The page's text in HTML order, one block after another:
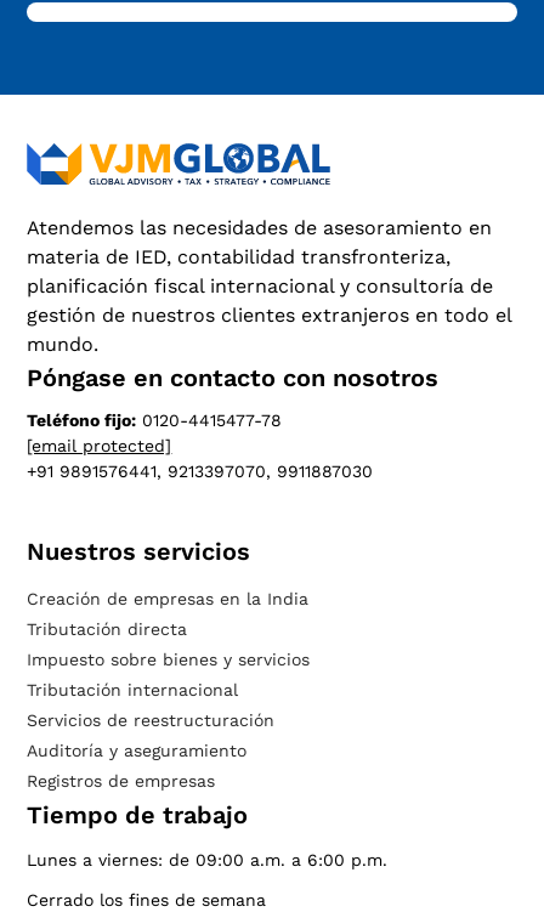
Atendemos las necesidades de asesoramiento en
materia de IED, contabilidad transfronteriza,
planificación fiscal internacional y consultoría de
gestión de nuestros clientes extranjeros en todo el
mundo.
Póngase en contacto con nosotros
Teléfono fijo: 0120-4415477-78
[email protected]
+91 9891576441, 9213397070, 9911887030
Nuestros servicios
Creación de empresas en la India
Tributación directa
Impuesto sobre bienes y servicios
Tributación internacional
Servicios de reestructuración
Auditoría y aseguramiento
Registros de empresas
Tiempo de trabajo
Lunes a viernes: de 09:00 a.m. a 6:00 p.m.
Cerrado los fines de semana